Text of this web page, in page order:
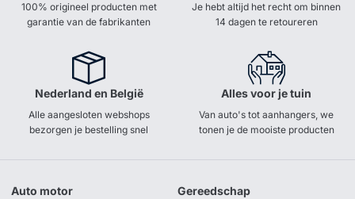
100% origineel producten met
garantie van de fabrikanten
Je hebt altijd het recht om binnen
14 dagen te retoureren
Nederland en België
Alle aangesloten webshops
bezorgen je bestelling snel
Alles voor je tuin
Van auto's tot aanhangers, we
tonen je de mooiste producten
Auto motor Gereedschap